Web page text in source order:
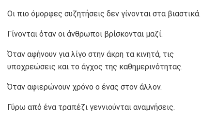
Οι πιο όμορφες συζητήσεις δεν γίνονται στα βιαστικά.
Γίνονται όταν οι άνθρωποι βρίσκονται μαζί.
Όταν αφήνουν για λίγο στην άκρη τα κινητά, τις
υποχρεώσεις και το άγχος της καθημερινότητας.
Όταν αφιερώνουν χρόνο ο ένας στον άλλον.
Γύρω από ένα τραπέζι γεννιούνται αναμνήσεις.